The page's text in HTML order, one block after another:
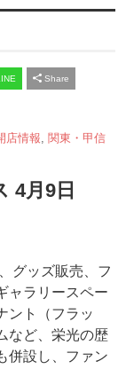
Share
店情報 関東・甲信
4月9日
グッズ販売、フ
ャラリースペー
ント（フラッ
など、栄光の歴
併設し、ファン